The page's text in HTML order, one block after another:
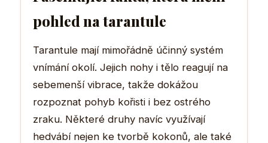
pohled na tarantule
Tarantule mají mimořádně účinný systém
vnímání okolí. Jejich nohy i tělo reagují na
sebemenší vibrace, takže dokážou
rozpoznat pohyb kořisti i bez ostrého
zraku. Některé druhy navíc využívají
hedvábí nejen ke tvorbě kokonů, ale také